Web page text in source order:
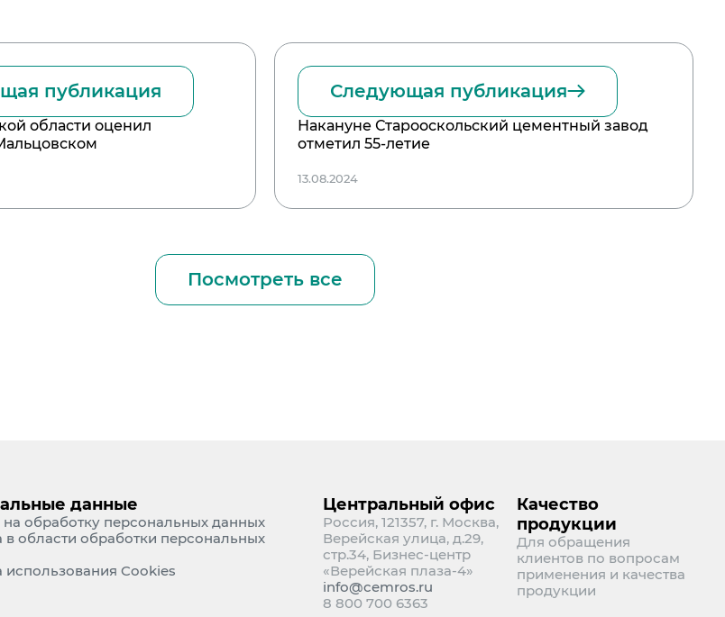
публикация
области оценил
Следующая публикация
Накануне Старооскольский цементный завод
отметил 55-летие
13.08.2024
Посмотреть все
данные
на обработку персональных данных
в области обработки персональных
использования Cookies
Центральный офис
Россия, 121357, г. Москва,
Верейская улица, д.29,
стр.34, Бизнес-центр
«Верейская плаза-4»
info@cemros.ru
8 800 700 6363
Качество
продукции
Для обращения
клиентов по вопросам
применения и качества
продукции